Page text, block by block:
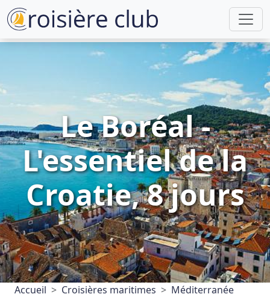
Le Boréal -
L'essentiel de la
Croatie, 8 jours
Accueil Croisières maritimes
Méditerranée